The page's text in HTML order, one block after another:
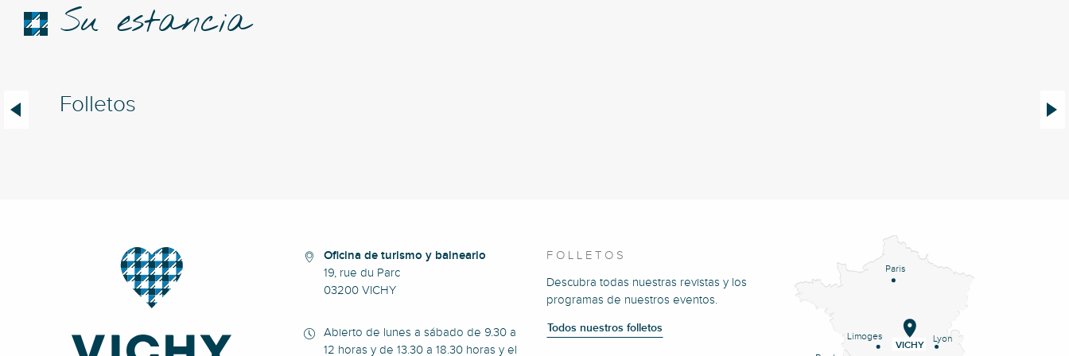
Su estancia
Folletos
Oficina de turismo y balneario
19, rue du Parc
03200 VICHY
Abierto de lunes a sábado de 9.30 a
12 horas y de 13.30 a 18.30 horas y el
FOLLETOS
Descubra todas nuestras revistas y los
programas de nuestros eventos.
Todos nuestros folletos
Paris
Lyon
Limoges
VICHY